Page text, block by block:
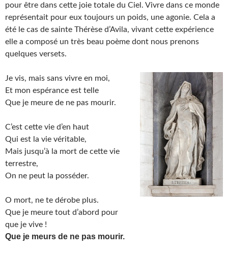
pour être dans cette joie totale du Ciel. Vivre dans ce monde
représentait pour eux toujours un poids, une agonie. Cela a
été le cas de sainte Thérèse d’Avila, vivant cette expérience
elle a composé un très beau poème dont nous prenons
quelques versets.
Je vis, mais sans vivre en moi,
Et mon espérance est telle
Que je meure de ne pas mourir.
C’est cette vie d’en haut
Qui est la vie véritable,
Mais jusqu’à la mort de cette vie
terrestre,
On ne peut la posséder.
O mort, ne te dérobe plus.
Que je meure tout d’abord pour
que je vive !
Que je meurs de ne pas mourir.